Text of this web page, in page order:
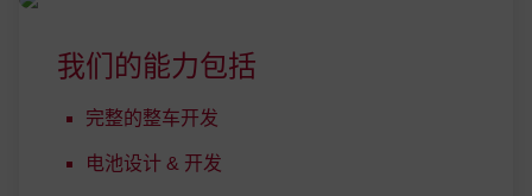
我们的能力包括
完整的整车开发
电池设计 & 开发